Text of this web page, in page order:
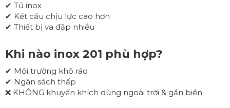
✔ Tủ inox
✔ Kết cấu chịu lực cao hơn
✔ Thiết bị va đập nhiều
Khi nào inox 201 phù hợp?
✔ Môi trường khô ráo
✔ Ngân sách thấp
❌ KHÔNG khuyến khích dùng ngoài trời & gần biển